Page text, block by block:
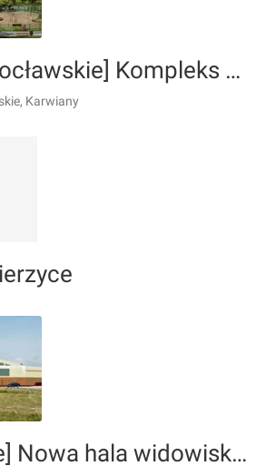
[Bielany Wrocławskie] Kompleks sportowo-rekreacyjny "Arkalandia"
Karwiany
[Kobierzyce] Nowa hala widowiskowo-sportowa